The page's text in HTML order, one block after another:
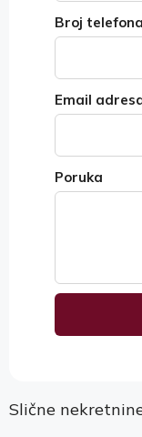
Broj telefona
Email
Poruka
Slične